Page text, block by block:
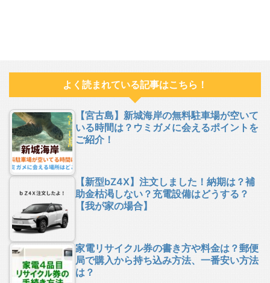
よく読まれている記事はこちら！
【宮古島】新城海岸の無料駐車場が空いて
いる時間は？ウミガメに会えるポイントを
ご紹介！
【新型bZ4X】注文しました！納期は？補
助金枯渇しない？充電設備はどうする？
【我が家の場合】
家電リサイクル券の書き方や料金は？郵便
局で購入から持ち込み方法、一番安い方法
は？